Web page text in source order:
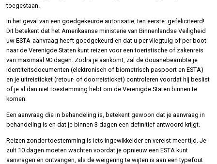
toegestaan.
In het geval van een goedgekeurde autorisatie, ten eerste: gefeliciteerd!
Dit betekent dat het Amerikaanse ministerie van Binnenlandse Veiligheid
uw ESTA-aanvraag heeft goedgekeurd en dat u per vliegtuig of per boot
naar de Verenigde Staten kunt reizen voor een toeristische of zakenreis
van maximaal 90 dagen. Zodra je aankomt, zal de douanebeambte je
identiteitsdocumenten (elektronisch of biometrisch paspoort en ESTA)
en je uitreisticket (retour- of doorreisticket) controleren voordat hij beslist
of je al dan niet toestemming hebt om de Verenigde Staten binnen te
komen.
Een aanvraag die in behandeling is, betekent gewoon dat je aanvraag in
behandeling is en dat je binnen 3 dagen een definitief antwoord krijgt.
Reizen zonder toestemming is iets ingewikkelder en vereist meer tijd. Je
zult 10 dagen moeten wachten voordat je opnieuw een ESTA kunt
aanvragen en ontvangen, als de weigering te wijten is aan een typefout